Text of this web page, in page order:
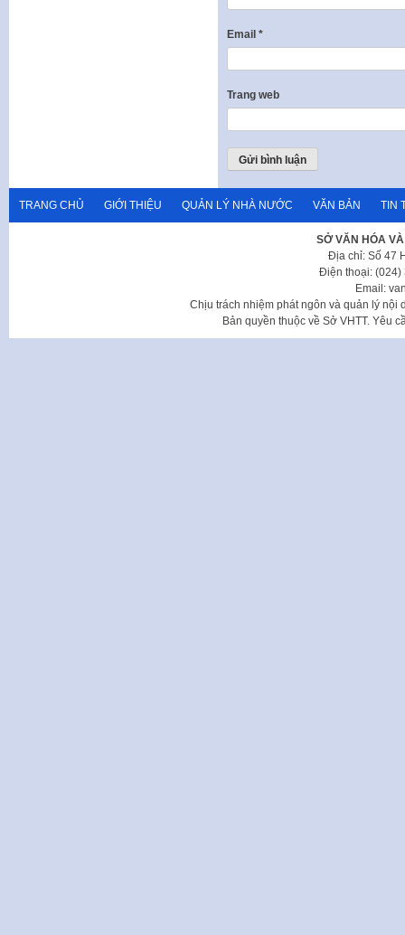
Email *
Trang web
TRANG CHỦ GIỚI THIỆU QUẢN LÝ NHÀ NƯỚC VĂN BẢN TIN
SỞ VĂN HÓA
Địa chỉ: Số 47
Điện thoại: (024)
Email:
Chịu trách nhiệm phát ngôn và quản lý nội
Bản quyền thuộc về Sở VHTT. Yêu